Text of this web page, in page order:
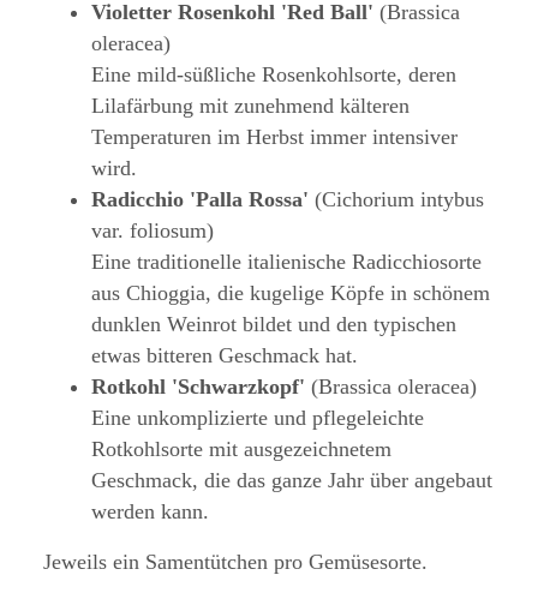
Violetter Rosenkohl 'Red Ball' (Brassica
oleracea)
Eine mild-süßliche Rosenkohlsorte, deren
Lilafärbung mit zunehmend kälteren
Temperaturen im Herbst immer intensiver
wird.
Radicchio 'Palla Rossa' (Cichorium intybus
var. foliosum)
Eine traditionelle italienische Radicchiosorte
aus Chioggia, die kugelige Köpfe in schönem
dunklen Weinrot bildet und den typischen
etwas bitteren Geschmack hat.
Rotkohl 'Schwarzkopf' (Brassica oleracea)
Eine unkomplizierte und pflegeleichte
Rotkohlsorte mit ausgezeichnetem
Geschmack, die das ganze Jahr über angebaut
werden kann.
Jeweils ein Samentütchen pro Gemüsesorte.